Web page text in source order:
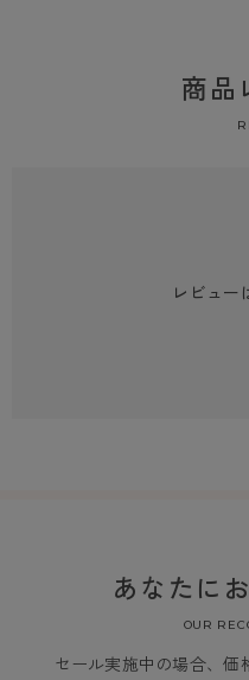
商品
レビュー
あなたに
OUR
セール実施中の場合、価